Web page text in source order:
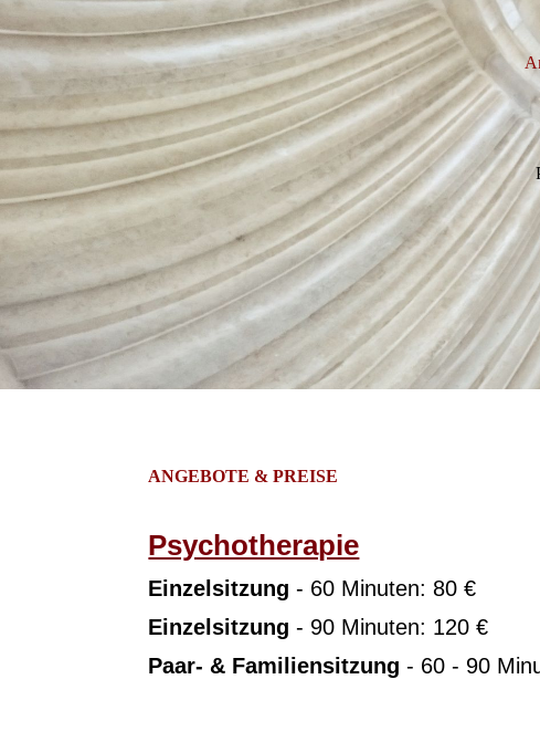
ANGEBOTE &PREISE
Psychotherapie
Einzelsitzung - 60 Minuten: 80 €
Einzelsitzung - 90 Minuten: 120 €
Paar- & Familiensitzung - 60 - 90